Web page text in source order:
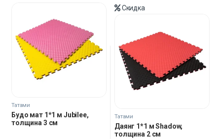
Татами
Будо мат 1*1 м Jubilee,
толщина 3 см
Скидка
Татами
Даянг 1*1 м Shadow,
толщина 2 см